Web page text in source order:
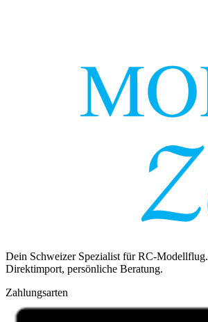
Dein Schweizer Spezialist für RC-Modellflug.
Direktimport, persönliche Beratung.
Zahlungsarten